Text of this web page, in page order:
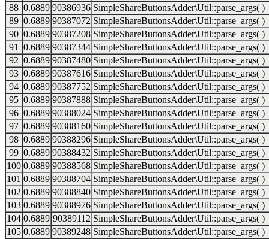
88 0.6889 90386936 SimpleShareButtonsAdder\Util::parse_args( )
89 0.6889 90387072 SimpleShareButtonsAdder\Util::parse_args( )
90 0.6889 90387208 SimpleShareButtonsAdder\Util::parse_args( )
91
0.6889 90387344 SimpleShareButtonsAdder\Util::parse_args( )
92 0.6889 90387480 SimpleShareButtonsAdder\Util::parse_args( )
93 0.6889 90387616 SimpleShareButtonsAdder\Util::parse_args( )
94 0.6889 90387752 SimpleShareButtonsAdder\Util::parse_args( )
95 0.6889 90387888 SimpleShareButtonsAdder\Util::parse_args( )
96 0.6889 90388024 SimpleShareButtonsAdder\Util::parse_args( )
97 0.6889 90388160 SimpleShareButtonsAdder\Util::parse_args( )
98 0.6889 90388296 SimpleShareButtonsAdder\Util::parse_args( )
99 0.6889 90388432 SimpleShareButtonsAdder\Util::parse_args( )
100 0.6889 90388568 SimpleShareButtonsAdder\Util::parse_args( )
101 0.6889 90388704 SimpleShareButtonsAdder\Util::parse_args( )
102 0.6889 90388840 SimpleShareButtonsAdder\Util::parse_args( )
103 0.6889 90388976 SimpleShareButtonsAdder\Util::parse_args( )
104 0.6889 90389112 SimpleShareButtonsAdder\Util::parse_args( )
105 0.6889 90389248 SimpleShareButtonsAdder\Util::parse_args( )